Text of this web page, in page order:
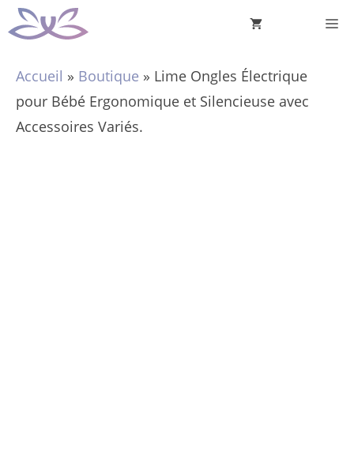
Aller
au
Accueil » Boutique » Lime Ongles Électrique
pour Bébé Ergonomique et Silencieuse avec
Accessoires Variés.